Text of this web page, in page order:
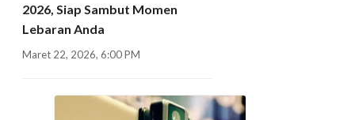
2026, Siap Sambut Momen
Lebaran Anda
Maret 22, 2026, 6:00 PM